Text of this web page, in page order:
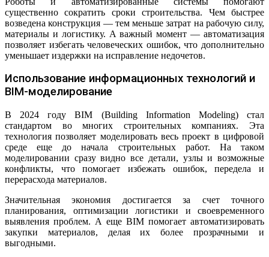
существенно сократить сроки строительства. Чем быстрее
возведена конструкция — тем меньше затрат на рабочую силу,
материалы и логистику. А важный момент — автоматизация
позволяет избегать человеческих ошибок, что дополнительно
уменьшает издержки на исправление недочетов.
Использование информационных технологий и
BIM-моделирование
В 2024 году BIM (Building Information Modeling) стал
стандартом во многих строительных компаниях. Эта
технология позволяет моделировать весь проект в цифровой
среде еще до начала строительных работ. На таком
моделировании сразу видно все детали, узлы и возможные
конфликты, что помогает избежать ошибок, передела и
перерасхода материалов.
Значительная экономия достигается за счет точного
планирования, оптимизации логистики и своевременного
выявления проблем. А еще BIM помогает автоматизировать
закупки материалов, делая их более прозрачными и
выгодными.